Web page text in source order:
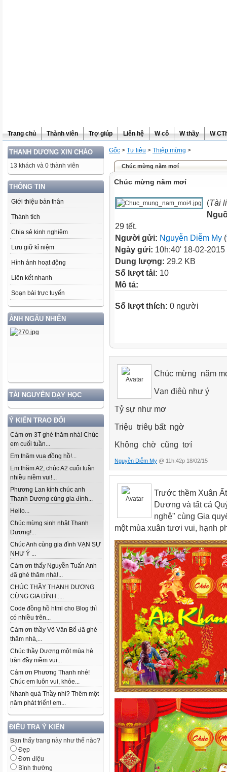
Trang chủ Thành viên Trợ giúp Liên hệ W cô W thầy W
THANH DƯƠNG XIN CHÀO
13 khách và 0 thành viên
THÔNG TIN
Giới thiệu bản thân
Thành tích
Chia sẻ kinh nghiệm
Lưu giữ kỉ niệm
Hình ảnh hoạt động
Liên kết nhanh
Soạn bài trực tuyến
ẢNH NGẪU NHIÊN
TÀI NGUYÊN DẠY HỌC
Ý KIẾN TRAO ĐỔI
Cám ơn 3T ghé thăm nhà! Chúc
em cuối tuần...
Em thăm vua đồng hồ!...
Em thăm A2, chúc A2 cuối tuần
nhiều niềm vui!...
Phương Lan kính chúc anh
Thanh Dương cùng gia đình...
Hello...
Chúc mừng sinh nhật Thanh
Dương!...
Chúc Anh cùng gia đình VẠN SỰ
NHƯ Ý ...
Cám ơn thấy Nguyễn Tuấn Anh
đã ghé thăm nhà!...
CHÚC THẦY THANH DƯƠNG
CÙNG GIA ĐÌNH :...
Code đồng hồ html cho Blog thì
có nhiều trên...
Cám ơn thầy Võ Văn Bổ đã ghé
thăm nhà,...
Chúc thầy Dương một mùa hè
tràn đầy niềm vui...
Cám ơn Phương Thanh nhé!
Chúc em luôn vui, khỏe...
Nhanh quá Thầy nhỉ? Thêm một
năm phát triển! em...
ĐIỀU TRA Ý KIẾN
Bạn thấy trang này như thế nào?
Đẹp
Đơn điệu
Bình thường
Gốc > Tư liệu > Thiệp mừng >
Chúc mừng năm mơí
Chúc mừng năm mơí
(Tài
29 tết.
Người gửi: Nguyễn Diễm My (
Ngày gửi: 10h:40' 18-02-2015
Dung lượng: 29.2 KB
Số lượt tải: 10
Mô tả:
Số lượt thích: 0 người
Chúc mừng năm
Vạn điêù như ý
Tỷ sự như mơ
Triệu triêụ bất ngờ
Không chờ cũng tơí
Nguyễn Diễm My @ 11h:42p 18/02/15
Trước thềm Xuân
Dương và tất cả
nghệ" cùng Gia
một mùa xuân tươi vui, hạnh